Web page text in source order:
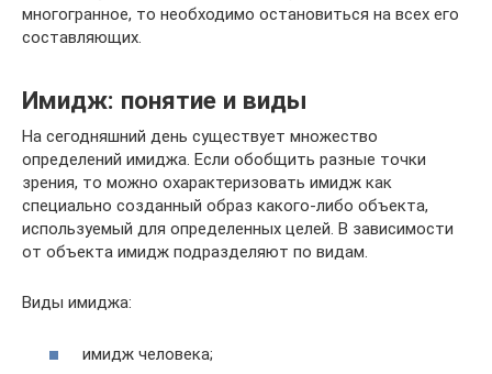
многогранное, то необходимо остановиться на всех его
составляющих.
Имидж: понятие и виды
На сегодняшний день существует множество
определений имиджа. Если обобщить разные точки
зрения, то можно охарактеризовать имидж как
специально созданный образ какого-либо объекта,
используемый для определенных целей. В зависимости
от объекта имидж подразделяют по видам.
Виды имиджа:
имидж человека;